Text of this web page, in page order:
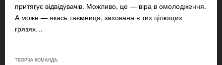
притягує відвідувачів. Можливо, це — віра в омолодження.
А може — якась таємниця, захована в тих цілющих
грязях…
ТВОРЧА КОМАНДА: